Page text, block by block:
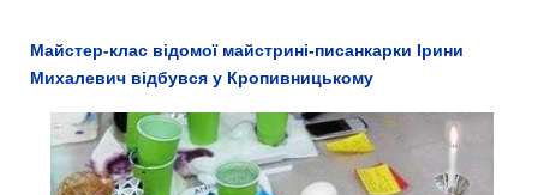
Майстер-клас відомої майстрині-писанкарки Ірини
Михалевич відбувся у Кропивницькому